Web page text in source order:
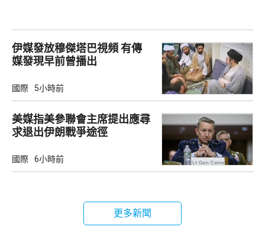
伊媒發放穆傑塔巴視頻 有傳
媒發現早前曾播出
國際 5小時前
美媒指美參聯會主席提出應尋
求退出伊朗戰爭途徑
國際 6小時前
更多新聞